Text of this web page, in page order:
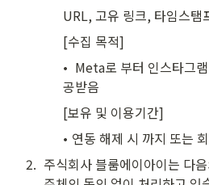
URL, 고유 링크, 타임스탬
[수집 목적]
𑇐  Meta로 부터 인스타그
공받음
[보유 및 이용기간]
𑇐 연동 해제 시 까지 또는
2. 주식회사 블룸에이아이는 다